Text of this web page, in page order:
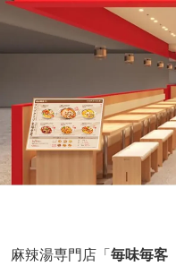
麻辣湯専門店「毎味毎客